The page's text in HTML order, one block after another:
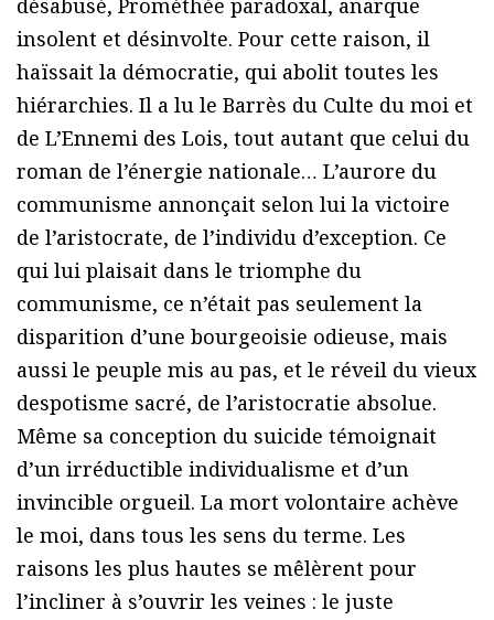
désabusé, Prométhée paradoxal, anarque
insolent et désinvolte. Pour cette raison, il
haïssait la démocratie, qui abolit toutes les
hiérarchies. Il a lu le Barrès du Culte du moi et
de L’Ennemi des Lois, tout autant que celui du
roman de l’énergie nationale… L’aurore du
communisme annonçait selon lui la victoire
de l’aristocrate, de l’individu d’exception. Ce
qui lui plaisait dans le triomphe du
communisme, ce n’était pas seulement la
disparition d’une bourgeoisie odieuse, mais
aussi le peuple mis au pas, et le réveil du vieux
despotisme sacré, de l’aristocratie absolue.
Même sa conception du suicide témoignait
d’un irréductible individualisme et d’un
invincible orgueil. La mort volontaire achève
le moi, dans tous les sens du terme. Les
raisons les plus hautes se mêlèrent pour
l’incliner à s’ouvrir les veines : le juste